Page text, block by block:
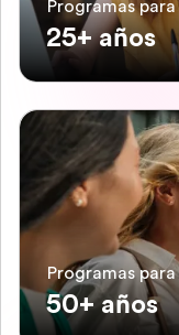
Programas para
25+ años
Programas para
50+ años